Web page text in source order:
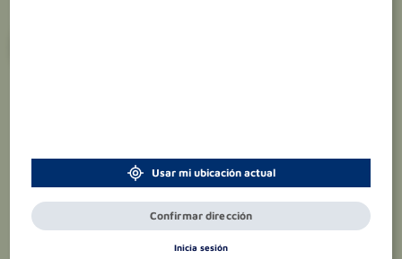
Usar mi ubicación actual
Confirmar dirección
Inicia sesión